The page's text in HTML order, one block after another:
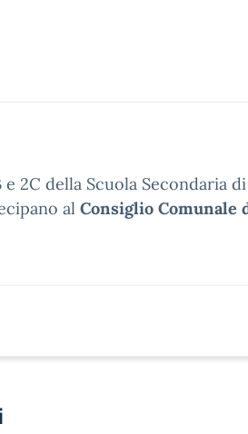
e 2C della Scuola Secondaria
al Consiglio Comunale